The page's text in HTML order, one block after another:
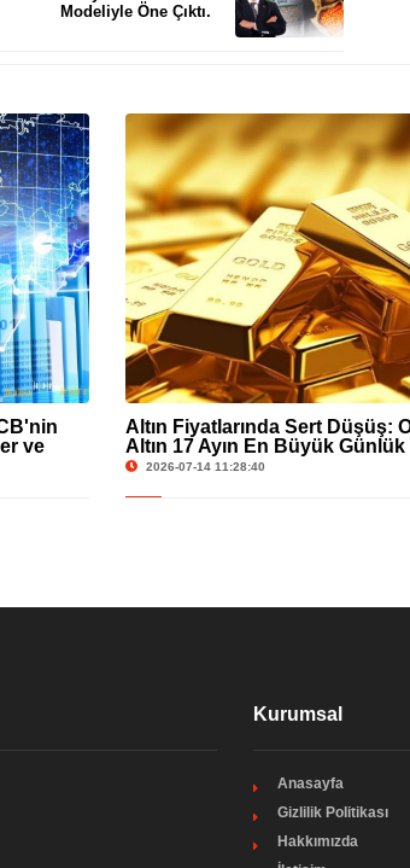
Modeliyle Öne Çıktı.
ve
Altın Fiyatlarında Sert Düşüş:
Altın 17 Ayın En Büyük Günlük
Yaşadı
2026-07-14 11:28:40
Kurumsal
Anasayfa
Gizlilik Politikası
Hakkımızda